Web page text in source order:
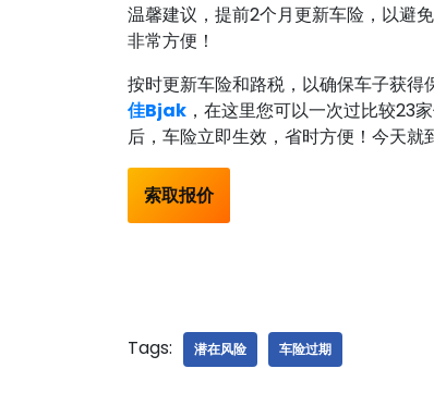
温馨建议，提前2个月更新车险，以避
非常方便！
按时更新车险和路税，以确保车子获
佳Bjak ，在这里您可以一次过比较23
后，车险立即生效，省时方便！今天就
索取报价
Tags: 潜在风险 车险过期